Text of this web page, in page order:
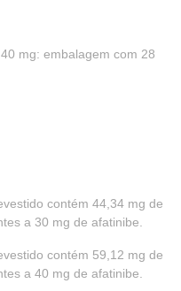
mg: embalagem com 28
contém 44,34 mg de
a 30 mg de afatinibe.
contém 59,12 mg de
a 40 mg de afatinibe.